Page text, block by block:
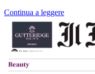
Continua a leggere